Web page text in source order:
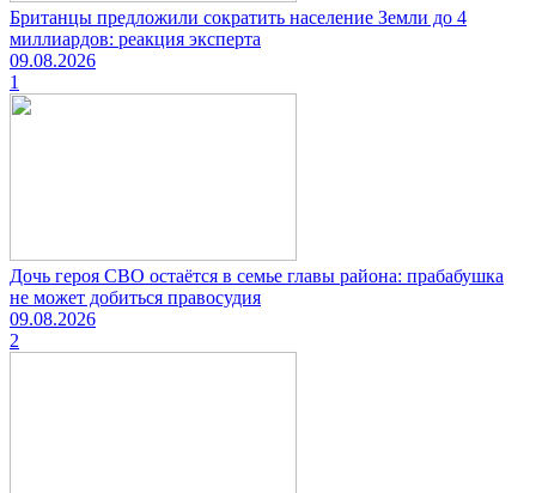
Британцы предложили сократить население Земли до 4
миллиардов: реакция эксперта
09.08.2026
1
Дочь героя СВО остаётся в семье главы района: прабабушка
не может добиться правосудия
09.08.2026
2